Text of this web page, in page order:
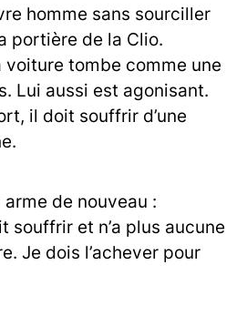
homme sans sourciller
portière de la Clio.
voiture tombe comme une
Lui aussi est agonisant.
il doit souffrir d’une
arme de nouveau :
et n’a plus aucune
Je dois l’achever pour